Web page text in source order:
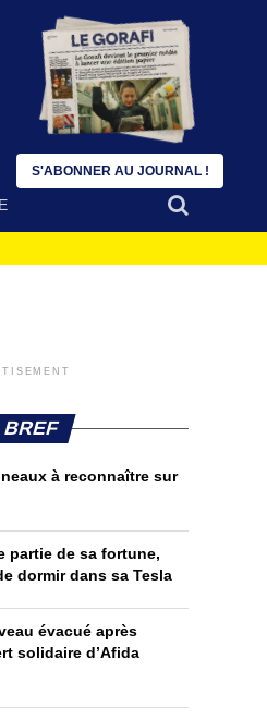
BREF
à reconnaître sur
partie de sa fortune,
dormir dans sa Tesla
évacué après
solidaire d’Afida
S'ABONNER AU JOURNAL !